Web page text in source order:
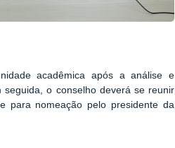
acadêmica após a análise e
o conselho deverá se reunir
para nomeação pelo presidente da